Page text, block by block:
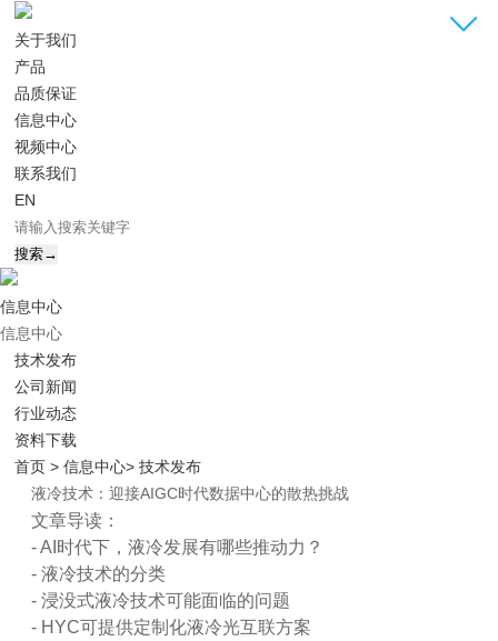
关于我们
产品
品质保证
信息中心
视频中心
联系我们
EN
信息中心
信息中心
技术发布
公司新闻
行业动态
资料下载
首页 > 信息中心> 技术发布
液冷技术：迎接AIGC时代数据中心的散热挑战
文章导读：
- AI时代下，液冷发展有哪些推动力？
- 液冷技术的分类
- 浸没式液冷技术可能面临的问题
- HYC可提供定制化液冷光互联方案